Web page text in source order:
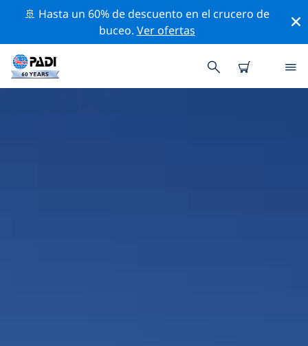
🚢 Hasta un 60% de descuento en el crucero de
buceo. Ver ofertas